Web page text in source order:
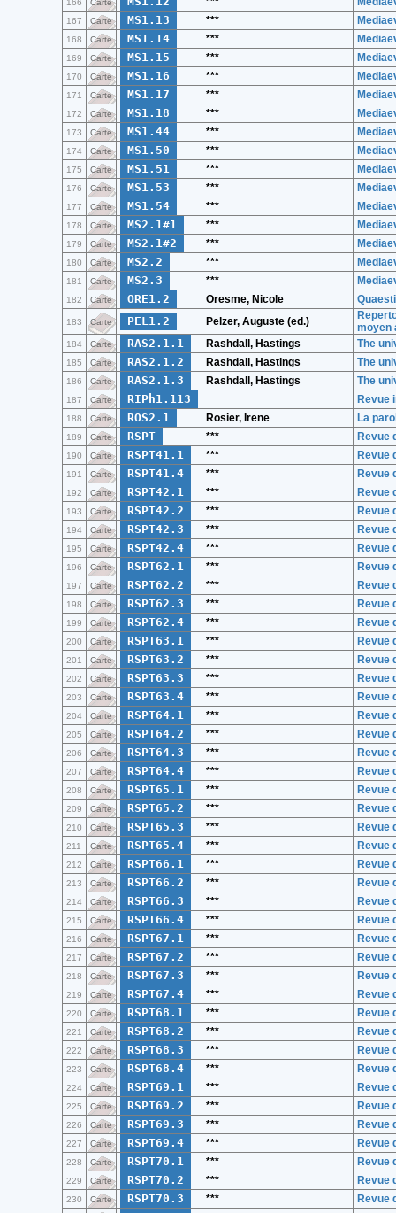
166 Carte
167 Carte MS1.13 ***
168 Carte MS1.14 ***
169 Carte MS1.15 ***
170 Carte MS1.16 ***
171 Carte MS1.17 ***
172 Carte MS1.18 ***
173 Carte MS1.44 ***
174 Carte MS1.50 ***
175 Carte MS1.51 ***
176 Carte MS1.53 ***
177 Carte MS1.54 ***
178 Carte MS2.1#1 ***
179 Carte MS2.1#2 ***
180 Carte MS2.2 ***
181 Carte MS2.3 ***
182 Carte ORE1.2 Oresme, Nicole
183 Carte PEL1.2 Pelzer, Auguste (ed.)
moyen
184 Carte RAS2.1.1 Rashdall, Hastings The
185 Carte RAS2.1.2 Rashdall, Hastings The
186 Carte RAS2.1.3 Rashdall, Hastings The
187 Carte RIPh1.113 Revue
188 Carte ROS2.1 Rosier, Irene La
189 Carte RSPT *** Revue
190 Carte RSPT41.1 *** Revue
191 Carte RSPT41.4 *** Revue
192 Carte RSPT42.1 *** Revue
193 Carte RSPT42.2 *** Revue
194 Carte RSPT42.3 *** Revue
195 Carte RSPT42.4 *** Revue
196 Carte RSPT62.1 *** Revue
197 Carte RSPT62.2 *** Revue
198 Carte RSPT62.3 *** Revue
199 Carte RSPT62.4 *** Revue
200 Carte RSPT63.1 *** Revue
201 Carte RSPT63.2 *** Revue
202 Carte RSPT63.3 *** Revue
203 Carte RSPT63.4 *** Revue
204 Carte RSPT64.1 *** Revue
205 Carte RSPT64.2 *** Revue
206 Carte RSPT64.3 *** Revue
207 Carte RSPT64.4 *** Revue
208 Carte RSPT65.1 *** Revue
209 Carte RSPT65.2 *** Revue
210 Carte RSPT65.3 *** Revue
211 Carte RSPT65.4 *** Revue
212 Carte RSPT66.1 *** Revue
213 Carte RSPT66.2 *** Revue
214 Carte RSPT66.3 *** Revue
215 Carte RSPT66.4 *** Revue
216 Carte RSPT67.1 *** Revue
217 Carte RSPT67.2 *** Revue
218 Carte RSPT67.3 *** Revue
219 Carte RSPT67.4 *** Revue
220 Carte RSPT68.1 *** Revue
221 Carte RSPT68.2 *** Revue
222 Carte RSPT68.3 *** Revue
223 Carte RSPT68.4 *** Revue
224 Carte RSPT69.1 *** Revue
225 Carte RSPT69.2 *** Revue
226 Carte RSPT69.3 *** Revue
227 Carte RSPT69.4 *** Revue
228 Carte RSPT70.1 *** Revue
229 Carte RSPT70.2 *** Revue
230 Carte RSPT70.3 *** Revue